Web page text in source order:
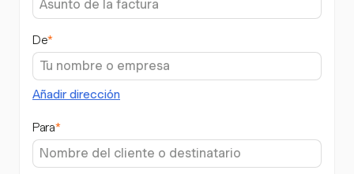
De*
Añadir dirección
Para*